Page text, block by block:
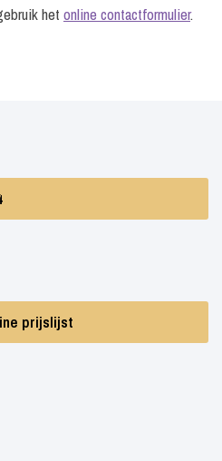
het online contactformulier.
prijslijst